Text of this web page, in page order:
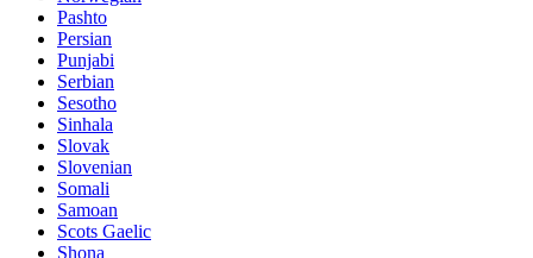
Pashto
Persian
Punjabi
Serbian
Sesotho
Sinhala
Slovak
Slovenian
Somali
Samoan
Scots Gaelic
Shona